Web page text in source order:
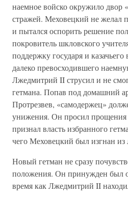
наемное войско окружило двор
стражей. Меховецкий не желал
и пытался оспорить решение
покровитель шкловского
поддержку государя и
далеко превосходившего
Лжедмитрий II струсил и не
гетмана. Попав под домашний
Протрезвев, «самодержец»
унижения. Он просил прощения
признал власть избранного
чего Меховецкий был изгнан из
Новый гетман не сразу
положения. Он принужден был
время как Лжедмитрий II